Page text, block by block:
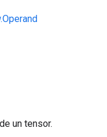
un tensor.